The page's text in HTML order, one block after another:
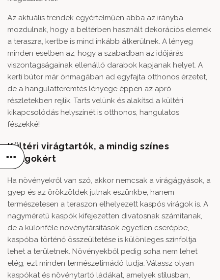
Az aktuális trendek egyértelműen abba az irányba
mozdulnak, hogy a beltérben használt dekorációs elemek
a teraszra, kertbe is mind inkább átkerülnek. A lényeg
minden esetben az, hogy a szabadban az időjárás
viszontagságainak ellenálló darabok kapjanak helyet. A
kerti bútor már önmagában ad egyfajta otthonos érzetet,
de a hangulatteremtés lényege éppen az apró
részletekben rejlik. Tarts velünk és alakítsd a kültéri
kikapcsolódás helyszínét is otthonos, hangulatos
fészekké!
Kültéri virágtartók, a mindig színes
virágokért
Ha növényekről van szó, akkor nemcsak a virágágyások, a
gyep és az örökzöldek jutnak eszünkbe, hanem
természetesen a teraszon elhelyezett kaspós virágok is. A
nagyméretű kaspók kifejezetten divatosnak számítanak,
de a különféle növénytársítások egyetlen cserépbe,
kaspóba történő összeültetése is különleges színfoltja
lehet a területnek. Növényekből pedig soha nem lehet
elég, ezt minden természetimádó tudja. Válassz olyan
kaspókat és növénytartó ládákat, amelyek stílusban,